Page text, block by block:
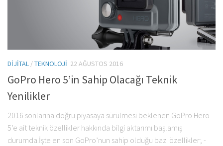
DIJITAL /TEKNOLOJI 22 AĞUSTOS 2016
GoPro Hero 5’in Sahip Olacağı Teknik
Yenilikler
2016 sonlarına doğru piyasaya sürülmesi beklenen GoPro Hero
5’e ait teknik özellikler hakkında bilgi aktarımı başlamış
durumda.İşte en son GoPro’nun sahip olduğu bazı özellikler; -